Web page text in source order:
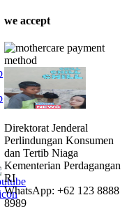
we accept
Direktorat Jenderal
Perlindungan Konsumen
dan Tertib Niaga
Kementerian Perdagangan
RI
WhatsApp: +62 123 8888
8989